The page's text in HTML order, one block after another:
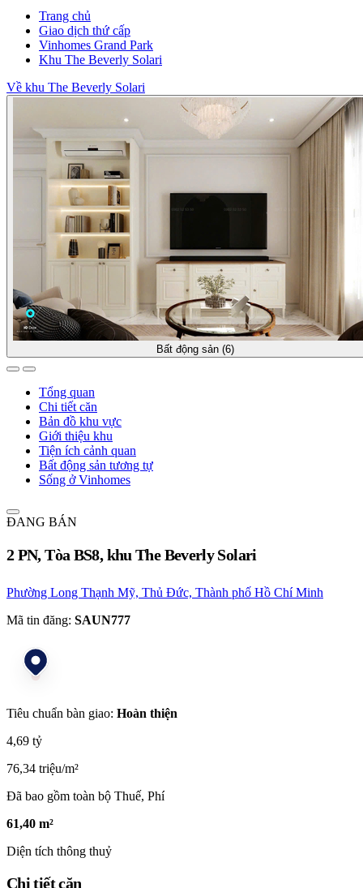
Trang chủ
Giao dịch thứ cấp
Vinhomes Grand Park
Khu The Beverly Solari
Về khu The Beverly Solari
Bất động sản (6)
Tổng quan
Chi tiết căn
Bản đồ khu vực
Giới thiệu khu
Tiện ích cảnh quan
Bất động sản tương tự
Sống ở Vinhomes
ĐANG BÁN
2 PN, Tòa BS8, khu The Beverly Solari
Phường Long Thạnh Mỹ, Thủ Đức, Thành phố Hồ Chí Minh
Mã tin đăng: SAUN777
Tiêu chuẩn bàn giao: Hoàn thiện
4,69 tỷ
76,34 triệu/m²
Đã bao gồm toàn bộ Thuế, Phí
61,40 m²
Diện tích thông thuỷ
Chi tiết căn